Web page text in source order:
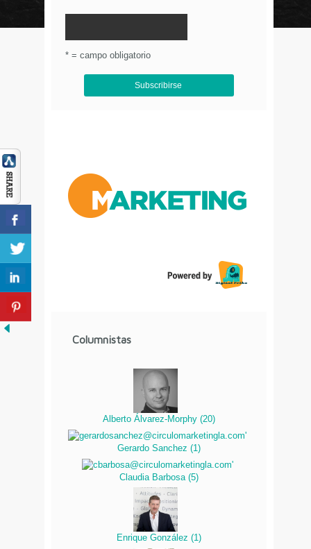
* = campo obligatorio
Columnistas
Alberto Álvarez-Morphy (20)
Gerardo Sanchez (1)
Claudia Barbosa (5)
Enrique González (1)
© Circulo Marketing 2016. Todos los derechos
reservados.
Aviso de Privacidad